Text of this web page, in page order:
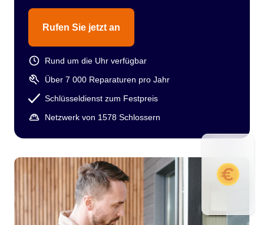
Rufen Sie jetzt an
Rund um die Uhr verfügbar
Über 7 000 Reparaturen pro Jahr
Schlüsseldienst zum Festpreis
Netzwerk von 1578 Schlossern